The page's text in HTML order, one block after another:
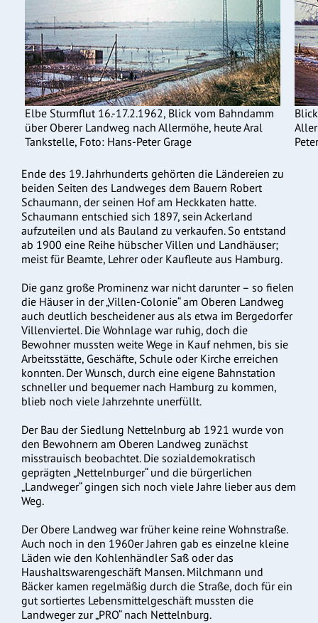
Elbe Sturmflut 16.-17.2.1962, Blick vom Bahndamm
über Oberer Landweg nach Allermöhe, heute Aral
Tankstelle, Foto: Hans-Peter Grage
Ende des 19. Jahrhunderts gehörten die Ländereien zu
beiden Seiten des Landweges dem Bauern Robert
Schaumann, der seinen Hof am Heckkaten hatte.
Schaumann entschied sich 1897, sein Ackerland
aufzuteilen und als Bauland zu verkaufen. So entstand
ab 1900 eine Reihe hübscher Villen und Landhäuser;
meist für Beamte, Lehrer oder Kaufleute aus Hamburg.
Die ganz große Prominenz war nicht darunter – so fielen
die Häuser in der „Villen-Colonie“ am Oberen Landweg
auch deutlich bescheidener aus als etwa im Bergedorfer
Villenviertel. Die Wohnlage war ruhig, doch die
Bewohner mussten weite Wege in Kauf nehmen, bis sie
Arbeitsstätte, Geschäfte, Schule oder Kirche erreichen
konnten. Der Wunsch, durch eine eigene Bahnstation
schneller und bequemer nach Hamburg zu kommen,
blieb noch viele Jahrzehnte unerfüllt.
Der Bau der Siedlung Nettelnburg ab 1921 wurde von
den Bewohnern am Oberen Landweg zunächst
misstrauisch beobachtet. Die sozialdemokratisch
geprägten „Nettelnburger“ und die bürgerlichen
„Landweger“ gingen sich noch viele Jahre lieber aus dem
Weg.
Der Obere Landweg war früher keine reine Wohnstraße.
Auch noch in den 1960er Jahren gab es einzelne kleine
Läden wie den Kohlenhändler Saß oder das
Haushaltswarengeschäft Mansen. Milchmann und
Bäcker kamen regelmäßig durch die Straße, doch für ein
gut sortiertes Lebensmittelgeschäft mussten die
Landweger zur „PRO“ nach Nettelnburg.